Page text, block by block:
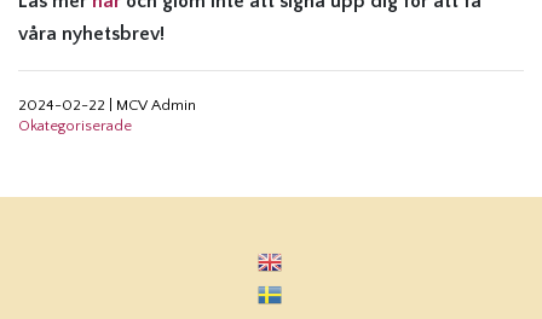
våra nyhetsbrev!
2024-02-22
MCV Admin
Okategoriserade